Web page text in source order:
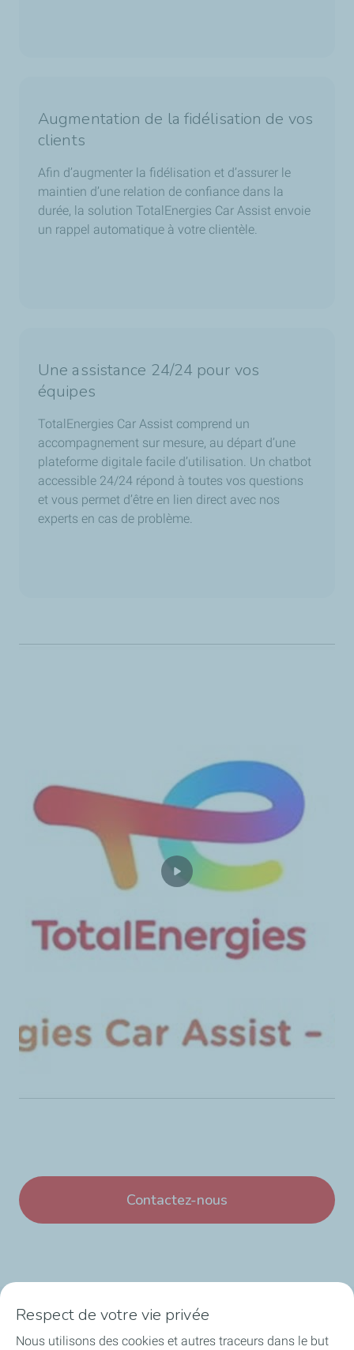
Augmentation de la fidélisation de vos
clients
Afin d’augmenter la fidélisation et d’assurer le
maintien d’une relation de confiance dans la
durée, la solution TotalEnergies Car Assist envoie
un rappel automatique à votre clientèle.
Une assistance 24/24 pour vos
équipes
TotalEnergies Car Assist comprend un
accompagnement sur mesure, au départ d’une
plateforme digitale facile d’utilisation. Un chatbot
accessible 24/24 répond à toutes vos questions
et vous permet d’être en lien direct avec nos
experts en cas de problème.
Contactez-nous
Nos secteurs en Belgique
Respect de votre vie privée
Nous utilisons des cookies et autres traceurs dans le but